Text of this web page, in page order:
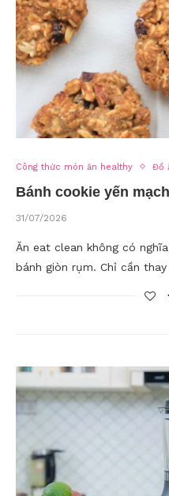
Công thức món ăn healthy Đồ
Bánh cookie yến
31/07/2026
Ăn eat clean không có
bánh giòn rụm. Chỉ cần